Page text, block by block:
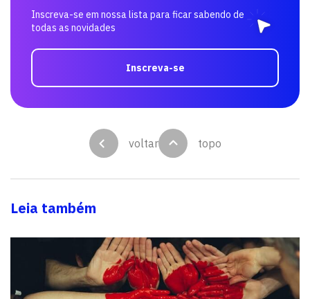
Inscreva-se em nossa lista para ficar sabendo de
todas as novidades
Inscreva-se
voltar topo
Leia também